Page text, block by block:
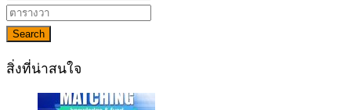
Search
สิ่งที่น่าสนใจ